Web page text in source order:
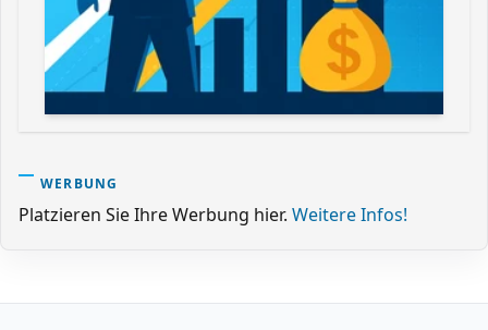
WERBUNG
Platzieren Sie Ihre Werbung hier. Weitere Infos!